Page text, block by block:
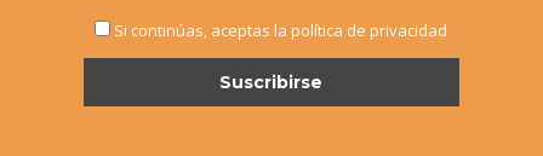
NOTICIAS
Si continúas, aceptas la política de privacidad